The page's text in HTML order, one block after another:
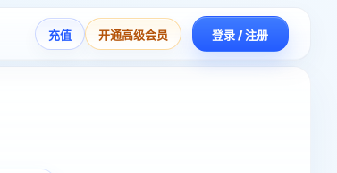
充值 开通高级会员 登录 / 注册